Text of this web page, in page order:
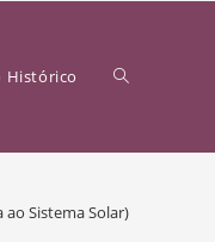
Histórico
Sistema Solar)